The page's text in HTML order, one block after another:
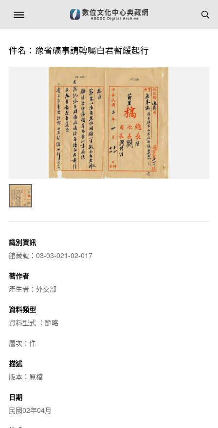
件名：豫省礦事請轉囑白君暫緩起行
識別資訊
館藏號：03-03-021-02-017
著作者
產生者：外交部
資料類型
資料型式 ：節略
層次：件
描述
版本：原檔
日期
民國02年04月